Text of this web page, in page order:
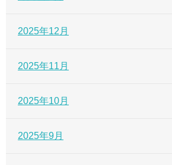
2025年12月
2025年11月
2025年10月
2025年9月